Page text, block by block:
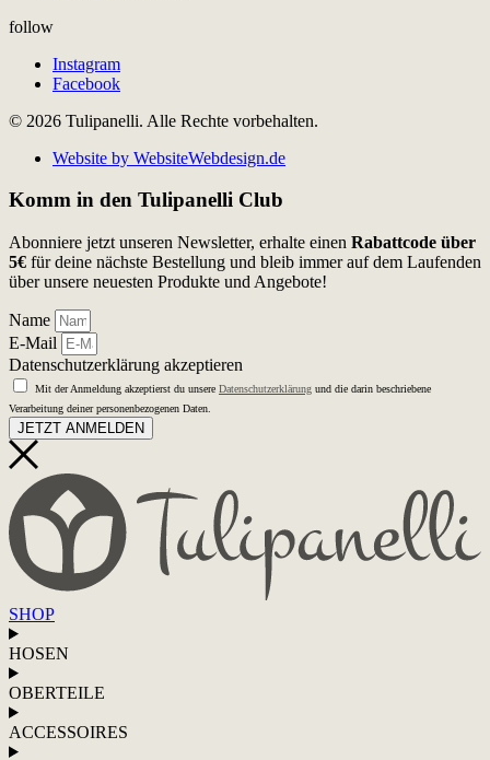
follow
Instagram
Facebook
© 2026 Tulipanelli. Alle Rechte vorbehalten.
Website by WebsiteWebdesign.de
Komm in den Tulipanelli Club
Abonniere jetzt unseren Newsletter, erhalte einen Rabattcode über
5€ für deine nächste Bestellung und bleib immer auf dem Laufenden
über unsere neuesten Produkte und Angebote!
Name
E-Mail
Datenschutzerklärung akzeptieren
Mit der Anmeldung akzeptierst du unsere Datenschutzerklärung und die darin beschriebene
Verarbeitung deiner personenbezogenen Daten.
JETZT ANMELDEN
SHOP
HOSEN
OBERTEILE
ACCESSOIRES